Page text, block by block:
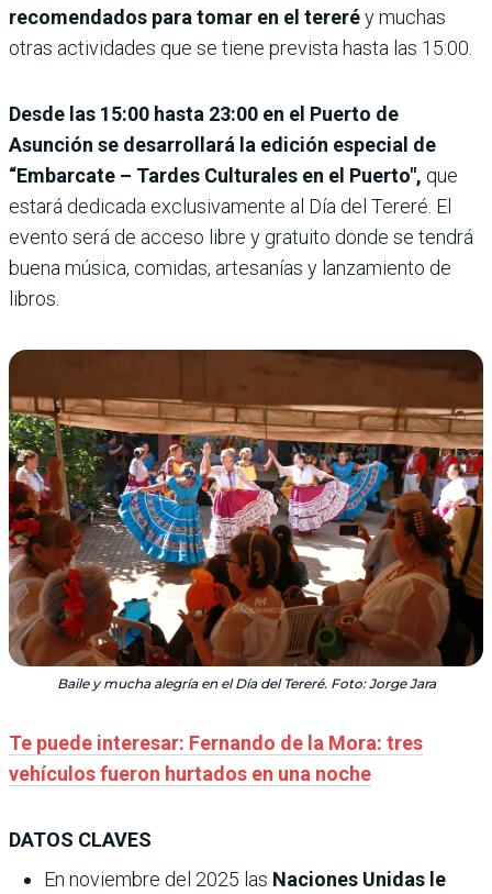
recomendados para tomar en el tereréy muchas
otras actividades que se tiene prevista hasta las 15:00.
Desde las 15:00 hasta 23:00 en el Puerto de
Asunción se desarrollará la edición especial de
“Embarcate – Tardes Culturales en el Puerto", que
estará dedicada exclusivamente al Día del Tereré. El
evento será de acceso libre y gratuito donde se tendrá
buena música, comidas, artesanías y lanzamiento de
libros.
Baile y mucha alegría en el Día del Tereré. Foto: Jorge Jara
Te puede interesar: Fernando de la Mora: tres
vehículos fueron hurtados en una noche
DATOS CLAVES
En noviembre del 2025 las Naciones Unidas le